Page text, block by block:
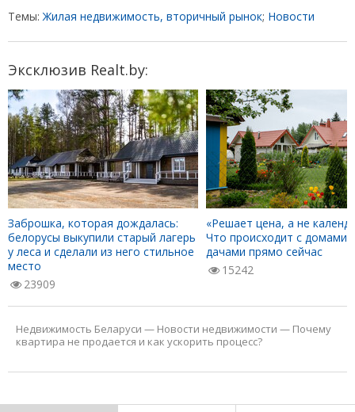
Темы:Жилая недвижимость, вторичный рынок; Новости
Эксклюзив Realt.by:
Заброшка, которая дождалась:
белорусы выкупили старый лагерь
у леса и сделали из него стильное
место
23909
«Решает цена, а не
Что происходит с домами
дачами прямо сейчас
15242
Недвижимость Беларуси — Новости недвижимости — Почему
квартира не продается и как ускорить процесс?